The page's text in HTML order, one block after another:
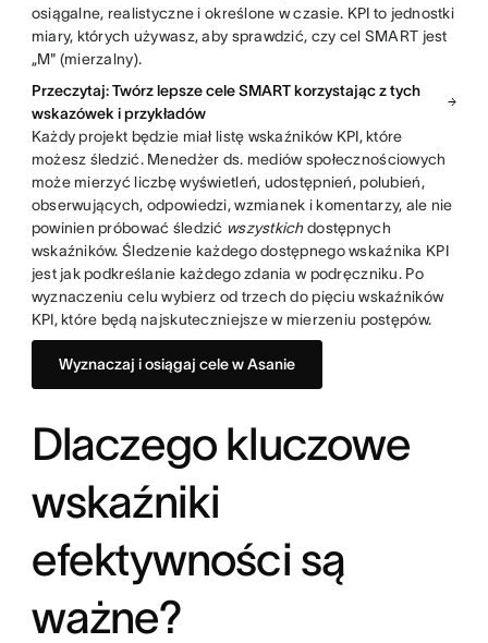
osiągalne, realistyczne i określone w czasie. KPI to jednostki
miary, których używasz, aby sprawdzić, czy cel SMART jest
„M" (mierzalny).
Przeczytaj: Twórz lepsze cele SMART korzystając z tych
wskazówek i przykładów
Każdy projekt będzie miał listę wskaźników KPI, które
możesz śledzić. Menedżer ds. mediów społecznościowych
może mierzyć liczbę wyświetleń, udostępnień, polubień,
obserwujących, odpowiedzi, wzmianek i komentarzy, ale nie
powinien próbować śledzić wszystkichdostępnych
wskaźników. Śledzenie każdego dostępnego wskaźnika KPI
jest jak podkreślanie każdego zdania w podręczniku. Po
wyznaczeniu celu wybierz od trzech do pięciu wskaźników
KPI, które będą najskuteczniejsze w mierzeniu postępów.
Wyznaczaj i osiągaj cele w Asanie
Dlaczego kluczowe
wskaźniki
efektywności są
ważne?